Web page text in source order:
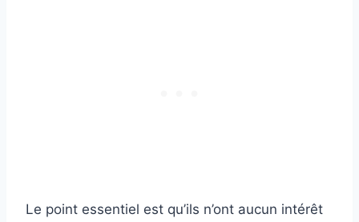
Le point essentiel est qu’ils n’ont aucun intérêt